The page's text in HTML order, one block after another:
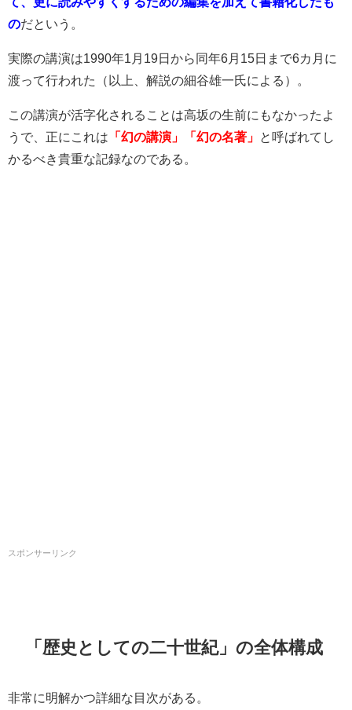
のだという。
実際の講演は1990年1月19日から同年6月15日まで6カ月に
渡って行われた（以上、解説の細谷雄一氏による）。
この講演が活字化されることは高坂の生前にもなかったよ
うで、正にこれは 「幻の講演」「幻の名著」
と呼ばれてし
かるべき貴重な記録なのである。
スポンサーリンク
「歴史としての二十世紀」の全体構成
非常に明解かつ詳細な目次がある。